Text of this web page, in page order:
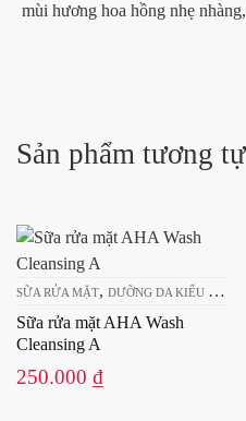
mùi hương hoa hồng nhẹ
Sản phẩm tương tự
TẨY TRANG
SỨC KHỎE - TPCN,CHĂM SÓC TÓC
Viên uống dầu gan cá mập
Orihiro Squalene
480.000 ₫